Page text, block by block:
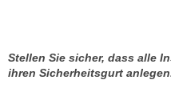
Stellen Sie sicher, dass alle
ihren Sicherheitsgurt